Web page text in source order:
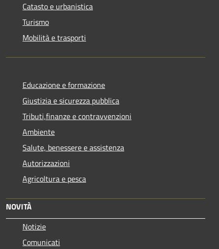
Catasto e urbanistica
Turismo
Mobilità e trasporti
Educazione e formazione
Giustizia e sicurezza pubblica
Tributi,finanze e contravvenzioni
Ambiente
Salute, benessere e assistenza
Autorizzazioni
Agricoltura e pesca
NOVITÀ
Notizie
Comunicati